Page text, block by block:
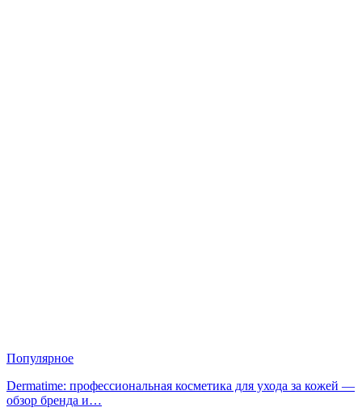
Популярное
Dermatime: профессиональная косметика для ухода за кожей —
обзор бренда и…